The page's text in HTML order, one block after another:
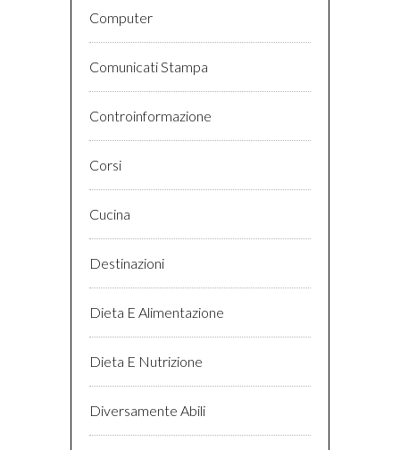
Computer
Comunicati Stampa
Controinformazione
Corsi
Cucina
Destinazioni
Dieta E Alimentazione
Dieta E Nutrizione
Diversamente Abili